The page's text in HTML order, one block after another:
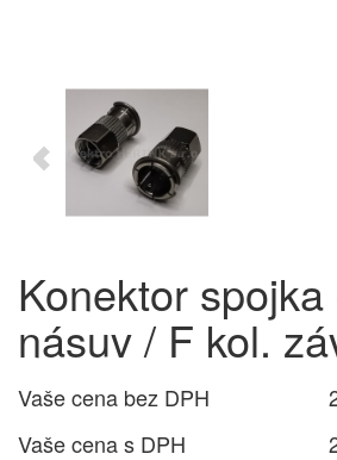
Konektor spojka
násuv / F kol.
Vaše cena bez DPH
Vaše cena s DPH